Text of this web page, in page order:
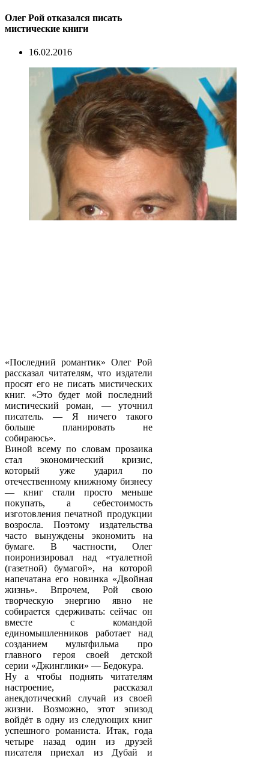
Олег Рой отказался писать
мистические книги
16.02.2016
«Последний романтик» Олег Рой
рассказал читателям, что издатели
просят его не писать мистических
книг. «Это будет мой последний
мистический роман, — уточнил
писатель. — Я ничего такого
больше планировать не
собираюсь».
Виной всему по словам прозаика
стал экономический кризис,
который уже ударил по
отечественному книжному бизнесу
— книг стали просто меньше
покупать, а себестоимость
изготовления печатной продукции
возросла. Поэтому издательства
часто вынуждены экономить на
бумаге. В частности, Олег
поиронизировал над «туалетной
(газетной) бумагой», на которой
напечатана его новинка «Двойная
жизнь». Впрочем, Рой свою
творческую энергию явно не
собирается сдерживать: сейчас он
вместе с командой
единомышленников работает над
созданием мультфильма про
главного героя своей детской
серии «Джинглики» — Бедокура.
Ну а чтобы поднять читателям
настроение, рассказал
анекдотический случай из своей
жизни. Возможно, этот эпизод
войдёт в одну из следующих книг
успешного романиста. Итак, года
четыре назад один из друзей
писателя приехал из Дубай и